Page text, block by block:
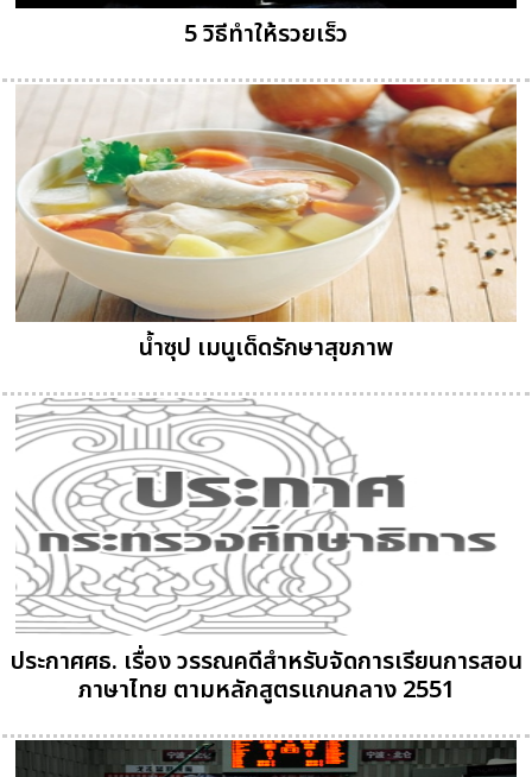
5 วิธีทำให้รวยเร็ว
น้ำซุป เมนูเด็ดรักษาสุขภาพ
ประกาศศธ. เรื่อง วรรณคดีสำหรับจัดการเรียนการสอน
ภาษาไทย ตามหลักสูตรแกนกลาง 2551